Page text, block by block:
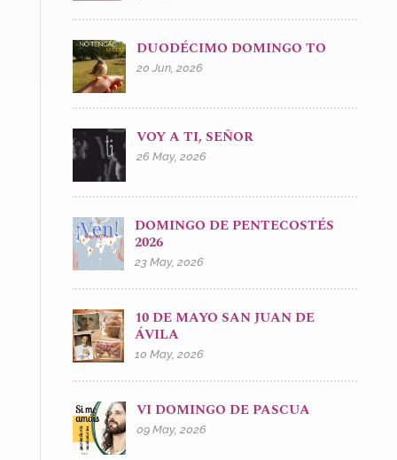
DUODÉCIMO DOMINGO TO
20 Jun, 2026
VOY A TI, SEÑOR
26 May, 2026
DOMINGO DE PENTECOSTÉS
2026
23 May, 2026
10 DE MAYO SAN JUAN DE
ÁVILA
10 May, 2026
VI DOMINGO DE PASCUA
09 May, 2026